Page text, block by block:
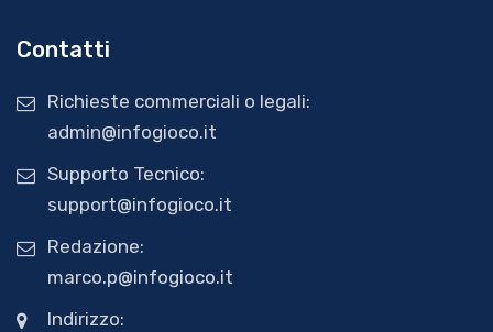
Contatti
Richieste commerciali o legali:
admin@infogioco.it
Supporto Tecnico:
support@infogioco.it
Redazione:
marco.p@infogioco.it
Indirizzo: